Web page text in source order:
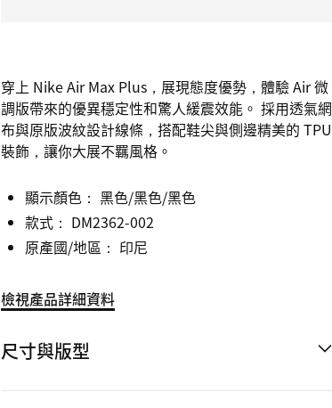
穿上 Nike Air Max Plus，展現態度優勢，體驗 Air 微
調版帶來的優異穩定性和驚人緩震效能。 採用透氣網
布與原版波紋設計線條，搭配鞋尖與側邊精美的 TPU
裝飾，讓你大展不羈風格。
顯示顏色： 黑色/黑色/黑色
款式： DM2362-002
原產國/地區： 印尼
檢視產品詳細資料
尺寸與版型